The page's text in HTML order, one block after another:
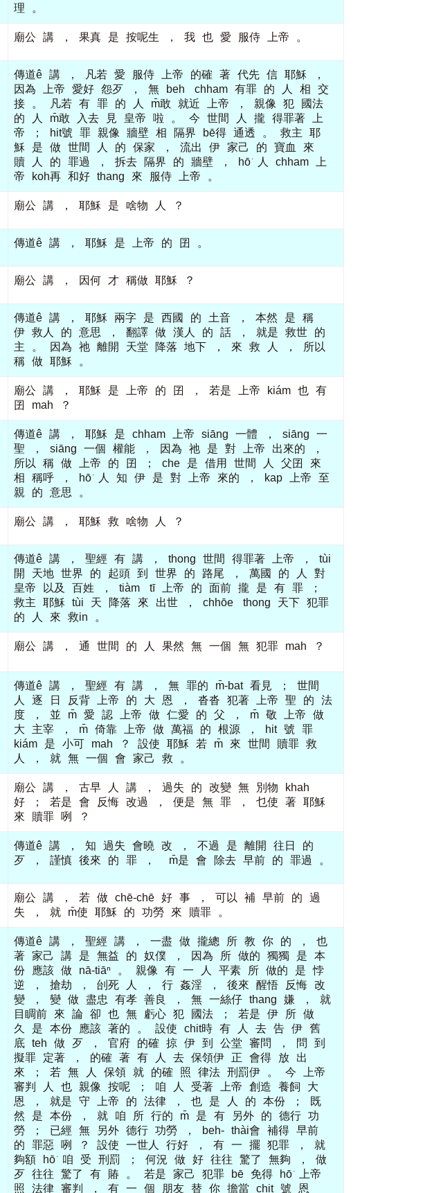
理
。
廟公 講 ， 果真 是 按呢生 ， 我 也 愛 服侍 上帝 。
傳道ê 講 ， 凡若 愛 服侍 上帝 的確 著 代先 信 耶穌
，
因為
上帝 愛好 怨歹 ， 無 beh chham 有罪 的 人 相
交
接
。 凡若 有 罪 的 人 m̄敢 就近 上帝 ， 親像 犯
國法
的
人 m̄敢 入去 見 皇帝 啦 。 今 世間 人 攏 得罪著
上
帝
； hit號 罪 親像 牆壁 相 隔界 bē得 通透 。 救主
耶
穌
是 做 世間 人 的 保家 ， 流出 伊 家己 的 寶血
來
贖
人 的 罪過 ， 拆去 隔界 的 牆壁 ， hō͘ 人 chham
上
帝
koh再 和好 thang 來 服侍 上帝 。
廟公 講 ， 耶穌 是 啥物 人 ？
傳道ê 講 ， 耶穌 是 上帝 的 囝 。
廟公 講 ， 因何 才 稱做 耶穌 ？
傳道ê 講 ， 耶穌 兩字 是 西國 的 土音 ， 本然 是
稱
伊 救人 的 意思 ， 翻譯 做 漢人 的 話 ， 就是 救世
的
主
。 因為 祂 離開 天堂 降落 地下 ， 來 救 人 ，
所以
稱 做 耶穌 。
廟公 講 ， 耶穌 是 上帝 的 囝 ， 若是 上帝 kiám 也 有
囝
mah ？
傳道ê 講 ， 耶穌 是 chham 上帝 siāng 一體 ， siāng
一
聖
， siāng 一個 權能 ， 因為 祂 是 對 上帝 出來的
，
所以
稱 做 上帝 的 囝 ； che 是 借用 世間 人 父囝
來
相
稱呼 ， hō͘ 人 知 伊 是 對 上帝 來的 ， kap 上帝
至
親
的 意思 。
廟公 講 ， 耶穌 救 啥物 人 ？
傳道ê 講 ， 聖經 有 講 ， thong 世間 得罪著 上帝 ，
tùi
開
天地 世界 的 起頭 到 世界 的 路尾 ， 萬國 的 人
對
皇帝
以及 百姓 ， tiàm tī 上帝 的 面前 攏 是 有 罪
；
救主
耶穌 tùi 天 降落 來 出世 ， chhōe thong 天下 犯罪
的
人 來 救in 。
廟公 講 ， 通 世間 的 人 果然 無 一個 無 犯罪 mah ？
傳道ê 講 ， 聖經 有 講 ， 無 罪的 m̄-bat 看見 ；
世間
人
逐 日 反背 上帝 的 大 恩 ， 沓沓 犯著 上帝 聖 的
法
度
， 並 m̄ 愛 認 上帝 做 仁愛 的 父 ， m̄ 敬 上帝
做
大
主宰 ， m̄ 倚靠 上帝 做 萬福 的 根源 ， hit 號
罪
kiám
是 小可 mah ？ 設使 耶穌 若 m̄ 來 世間 贖罪 救
人
， 就 無 一個 會 家己 救 。
廟公 講 ， 古早 人 講 ， 過失 的 改變 無 別物
khah
好
； 若是 會 反悔 改過 ， 便是 無 罪 ， 乜使 著 耶穌
來
贖罪 咧 ？
傳道ê 講 ， 知 過失 會曉 改 ， 不過 是 離開 往日
的
歹
， 謹慎 後來 的 罪 ， m̄是 會 除去 早前 的 罪過 。
廟公 講 ， 若 做 chē-chē 好 事 ， 可以 補 早前 的
過
失
， 就 m̄使 耶穌 的 功勞 來 贖罪 。
傳道ê 講 ， 聖經 講 ， 一盡 做 攏總 所 教 你 的 ，
也
著 家己 講 是 無益 的 奴僕 ， 因為 所 做的 獨獨 是
本
份
應該 做 nā-tiāⁿ 。 親像 有 一 人 平素 所 做的 是
悖
逆
， 搶劫 ， 刣死 人 ， 行 姦淫 ， 後來 醒悟 反悔 改
變
， 變 做 盡忠 有孝 善良 ， 無 一絲仔 thang 嫌 ，
就
目睭前
來 論 卻 也 無 虧心 犯 國法 ； 若是 伊 所 做
久
是 本份 應該 著的 。 設使 chit時 有 人 去 告 伊 舊
底 teh 做 歹 ， 官府 的確 掠 伊 到 公堂 審問 ， 問
到
擬罪
定著 ， 的確 著 有 人 去 保領伊 正 會得 放
出
來
； 若 無 人 保領 就 的確 照 律法 刑罰伊 。 今
上帝
審判
人 也 親像 按呢 ； 咱 人 受著 上帝 創造 養飼
大
恩
， 就是 守 上帝 的 法律 ， 也 是 人 的 本份 ；
既
然
是 本份 ， 就 咱 所 行的 m̄ 是 有 另外 的 德行 功
勞
； 已經 無 另外 德行 功勞 ， beh- thài會 補得 早前
的
罪惡 咧 ？ 設使 一世人 行好 ， 有 一 擺 犯罪 ，
就
夠額
hō͘ 咱 受 刑罰 ； 何況 做 好 往往 驚了 無夠 ，
做
歹 往往 驚了 有 賰 。 若是 家己 犯罪 bē 免得 hō͘
上帝
照
法律 審判 ， 有 一 個 朋友 替 你 擔當 chit 號 恩